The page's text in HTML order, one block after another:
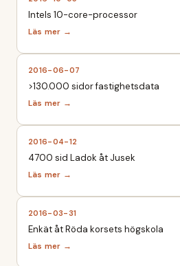
Intels 10-core-processor
2016-06-07
>130.000 sidor fastighetsdata
2016-04-12
4700 sid Ladok åt Jusek
2016-03-31
Enkät åt Röda korsets högskola